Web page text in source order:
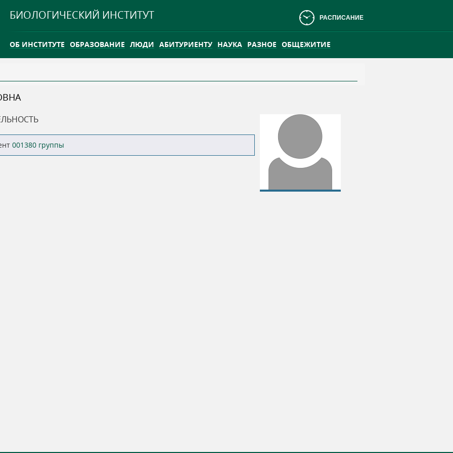
БИОЛОГИЧЕСКИЙ ИНСТИТУТ РАСПИСАНИЕ
ОБ ИНСТИТУТЕ ОБРАЗОВАНИЕ ЛЮДИ АБИТУРИЕНТУ НАУКА РАЗНОЕ ОБЩЕЖИТИЕ
ТГУ ОТКРЫЛ ИССЛЕДОВАТЕЛЬСКУЮ СТАНЦИЮ НА ВАСЮГАНСКОМ БОЛОТЕ
001380 группы